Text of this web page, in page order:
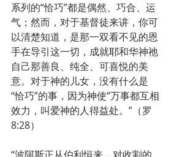
系列的“恰巧”都是偶然、巧合、运
气；然而，对于基督徒来讲，你可
以清楚知道，是那一双看不见的恩
手在导引这一切，成就耶和华神祂
自己那善良、纯全、可喜悦的美
意。对于神的儿女，没有什么是
“恰巧”的事，因为神使“万事都互相
效力，叫爱神的人得益处。”（罗
8:28）